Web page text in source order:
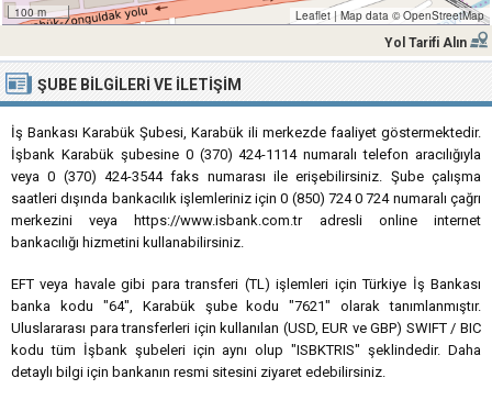
100 m Leaflet | Map data ©OpenStreetMap
Yol Tarifi Alın
ŞUBE BILGILERI VE İLETIŞIM
İş Bankası Karabük Şubesi, Karabük ili merkezde faaliyet göstermektedir.
İşbank Karabük şubesine 0 (370) 424-1114 numaralı telefon aracılığıyla
veya 0 (370) 424-3544 faks numarası ile erişebilirsiniz. Şube çalışma
saatleri dışında bankacılık işlemleriniz için 0 (850) 724 0 724 numaralı çağrı
merkezini veya https://www.isbank.com.tr adresli online internet
bankacılığı hizmetini kullanabilirsiniz.
EFT veya havale gibi para transferi (TL) işlemleri için Türkiye İş Bankası
banka kodu "64", Karabük şube kodu "7621" olarak tanımlanmıştır.
Uluslararası para transferleri için kullanılan (USD, EUR ve GBP) SWIFT / BIC
kodu tüm İşbank şubeleri için aynı olup "ISBKTRIS" şeklindedir. Daha
detaylı bilgi için bankanın resmi sitesini ziyaret edebilirsiniz.